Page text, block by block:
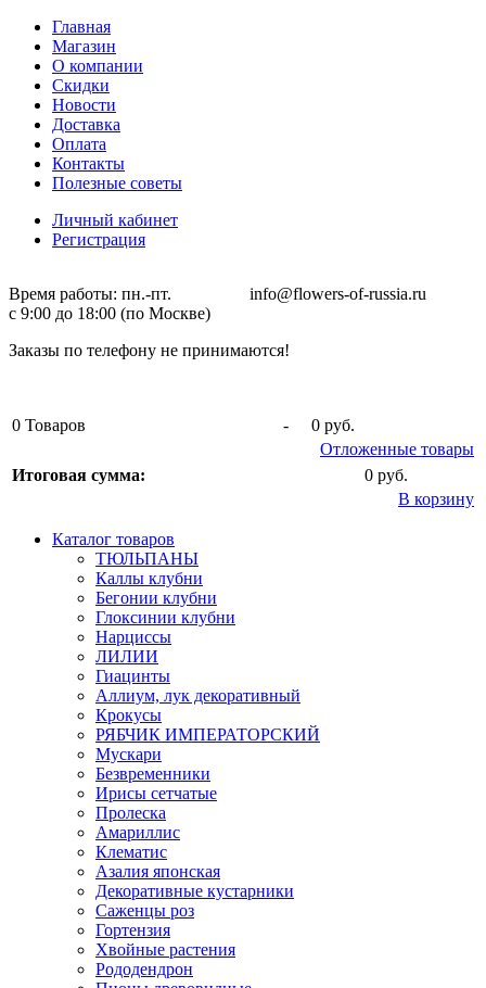
Главная
Магазин
О компании
Скидки
Новости
Доставка
Оплата
Контакты
Полезные советы
Личный кабинет
Регистрация
Время работы: пн.-пт. info@flowers-of-russia.ru
с 9:00 до 18:00 (по Москве)
Заказы по телефону не принимаются!
0 Товаров -
0 руб.
Отложенные товары
Итоговая сумма:
0 руб.
В корзину
Каталог товаров
ТЮЛЬПАНЫ
Каллы клубни
Бегонии клубни
Глоксинии клубни
Нарциссы
ЛИЛИИ
Гиацинты
Аллиум, лук декоративный
Крокусы
РЯБЧИК ИМПЕРАТОРСКИЙ
Мускари
Безвременники
Ирисы сетчатые
Пролеска
Амариллис
Клематис
Азалия японская
Декоративные кустарники
Саженцы роз
Гортензия
Хвойные растения
Рододендрон